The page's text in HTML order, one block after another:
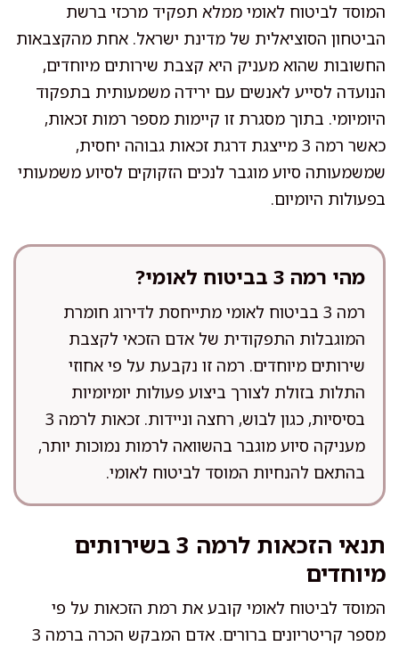
המוסד לביטוח לאומי ממלא תפקיד מרכזי ברשת
הביטחון הסוציאלית של מדינת ישראל. אחת מהקצבאות
החשובות שהוא מעניק היא קצבת שירותים מיוחדים,
הנועדה לסייע לאנשים עם ירידה משמעותית בתפקוד
היומיומי. בתוך מסגרת זו קיימות מספר רמות זכאות,
כאשר רמה 3 מייצגת דרגת זכאות גבוהה יחסית,
שמשמעותה סיוע מוגבר לנכים הזקוקים לסיוע משמעותי
בפעולות היומיום.
מהי רמה 3 בביטוח לאומי?
רמה 3 בביטוח לאומי מתייחסת לדירוג חומרת
המוגבלות התפקודית של אדם הזכאי לקצבת
שירותים מיוחדים. רמה זו נקבעת על פי אחוזי
התלות בזולת לצורך ביצוע פעולות יומיומיות
בסיסיות, כגון לבוש, רחצה וניידות. זכאות לרמה 3
מעניקה סיוע מוגבר בהשוואה לרמות נמוכות יותר,
בהתאם להנחיות המוסד לביטוח לאומי.
תנאי הזכאות לרמה 3 בשירותים
מיוחדים
המוסד לביטוח לאומי קובע את רמת הזכאות על פי
מספר קריטריונים ברורים. אדם המבקש הכרה ברמה 3